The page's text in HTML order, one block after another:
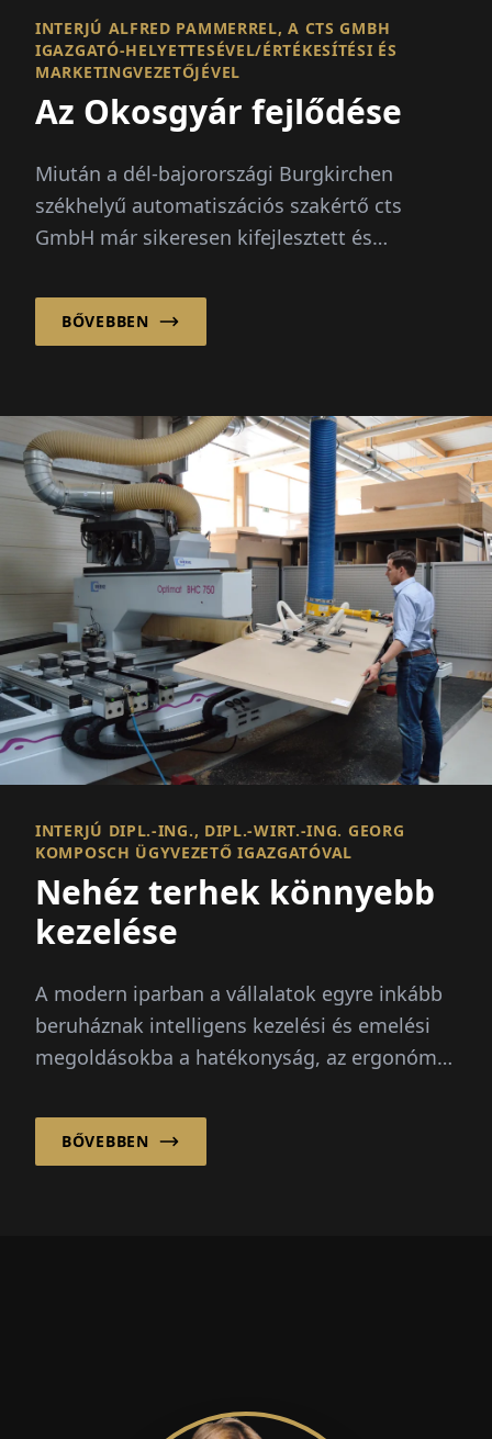
INTERJÚ ALFRED PAMMERREL, A CTS GMBH
IGAZGATÓ-HELYETTESÉVEL/ÉRTÉKESÍTÉSI ÉS
MARKETINGVEZETŐJÉVEL
Az Okosgyár fejlődése
Miután a dél-bajorországi Burgkirchen
székhelyű automatiszációs szakértő cts
GmbH már sikeresen kifejlesztett és
megoldásokat raktár alkalmazásokhoz...
BŐVEBBEN
INTERJÚ DIPL.-ING., DIPL.-WIRT.-ING. GEORG
KOMPOSCH ÜGYVEZETŐ IGAZGATÓVAL
Nehéz terhek könnyebb
kezelése
A modern iparban a vállalatok egyre inkább
beruháznak intelligens kezelési és emelési
megoldásokba a hatékonyság, az ergonómia
BŐVEBBEN